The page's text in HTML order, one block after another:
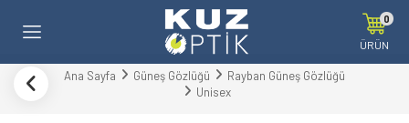
0
ÜRÜN
Ana Sayfa Güneş Gözlüğü
Rayban Güneş Gözlüğü
Unisex